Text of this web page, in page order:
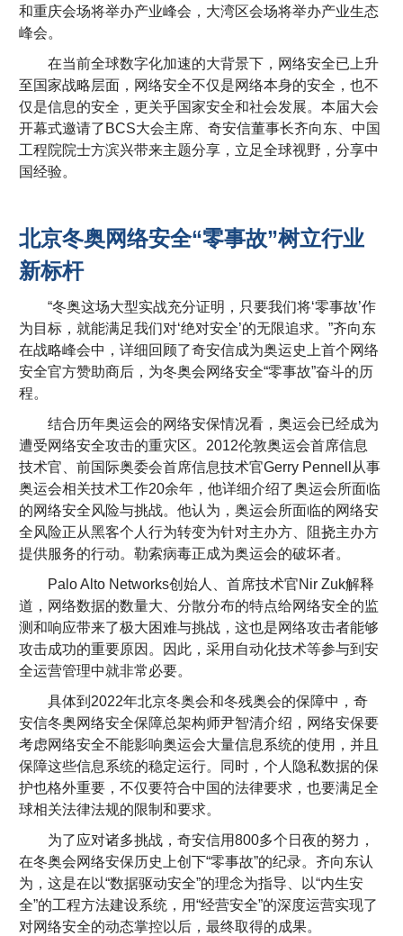
和重庆会场将举办产业峰会，大湾区会场将举办产业生态
峰会。
在当前全球数字化加速的大背景下，网络安全已上升
至国家战略层面，网络安全不仅是网络本身的安全，也不
仅是信息的安全，更关乎国家安全和社会发展。本届大会
开幕式邀请了BCS大会主席、奇安信董事长齐向东、中国
工程院院士方滨兴带来主题分享，立足全球视野，分享中
国经验。
北京冬奥网络安全“零事故”树立行业
新标杆
“冬奥这场大型实战充分证明，只要我们将‘零事故’作
为目标，就能满足我们对‘绝对安全’的无限追求。”齐向东
在战略峰会中，详细回顾了奇安信成为奥运史上首个网络
安全官方赞助商后，为冬奥会网络安全“零事故”奋斗的历
程。
结合历年奥运会的网络安保情况看，奥运会已经成为
遭受网络安全攻击的重灾区。2012伦敦奥运会首席信息
技术官、前国际奥委会首席信息技术官Gerry Pennell从事
奥运会相关技术工作20余年，他详细介绍了奥运会所面临
的网络安全风险与挑战。他认为，奥运会所面临的网络安
全风险正从黑客个人行为转变为针对主办方、阻挠主办方
提供服务的行动。勒索病毒正成为奥运会的破坏者。
Palo Alto Networks创始人、首席技术官Nir Zuk解释
道，网络数据的数量大、分散分布的特点给网络安全的监
测和响应带来了极大困难与挑战，这也是网络攻击者能够
攻击成功的重要原因。因此，采用自动化技术等参与到安
全运营管理中就非常必要。
具体到2022年北京冬奥会和冬残奥会的保障中，奇
安信冬奥网络安全保障总架构师尹智清介绍，网络安保要
考虑网络安全不能影响奥运会大量信息系统的使用，并且
保障这些信息系统的稳定运行。同时，个人隐私数据的保
护也格外重要，不仅要符合中国的法律要求，也要满足全
球相关法律法规的限制和要求。
为了应对诸多挑战，奇安信用800多个日夜的努力，
在冬奥会网络安保历史上创下“零事故”的纪录。齐向东认
为，这是在以“数据驱动安全”的理念为指导、以“内生安
全”的工程方法建设系统，用“经营安全”的深度运营实现了
对网络安全的动态掌控以后，最终取得的成果。